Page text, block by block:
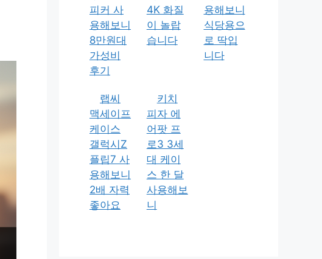
피커 사
용해보니
8만원대
가성비
후기
4K 화질
이 놀랍
습니다
용해보니
식당용으
로 딱입
니다
랩씨
맥세이프
케이스
갤럭시Z
플립7 사
용해보니
2배 자력
좋아요
키치
피자 에
어팟 프
로3 3세
대 케이
스 한 달
사용해보
니